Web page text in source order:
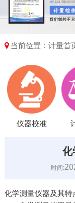
当前位置：计量首
仪器校准
化
时间:
化学测量仪器及其特